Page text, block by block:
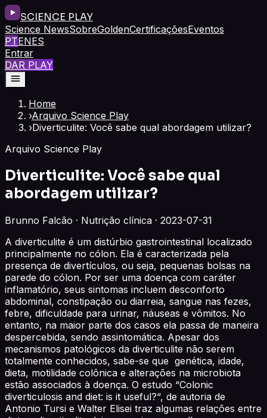
SCIENCE PLAY
Science NewsSobreGoldenCertificaçõesEventos
PTENES
Entrar
DAR PLAY
Home
›Arquivo Science Play
›Diverticulite: Você sabe qual abordagem utilizar?
Arquivo Science Play
Diverticulite: Você sabe qual
abordagem utilizar?
Brunno Falcão · Nutrição clínica · 2023-07-31
A diverticulite é um distúrbio gastrointestinal localizado
principalmente no cólon. Ela é caracterizada pela
presença de divertículos, ou seja, pequenas bolsas na
parede do cólon. Por ser uma doença com caráter
inflamatório, seus sintomas incluem desconforto
abdominal, constipação ou diarreia, sangue nas fezes,
febre, dificuldade para urinar, náuseas e vômitos. No
entanto, na maior parte dos casos ela passa de maneira
despercebida, sendo assintomática. Apesar dos
mecanismos patológicos da diverticulite não serem
totalmente conhecidos, sabe-se que genética, idade,
dieta, motilidade colônica e alterações na microbiota
estão associados à doença. O estudo “Colonic
diverticulosis and diet: is it useful?“, de autoria de
Antonio Tursi e Walter Elisei traz algumas relações entre